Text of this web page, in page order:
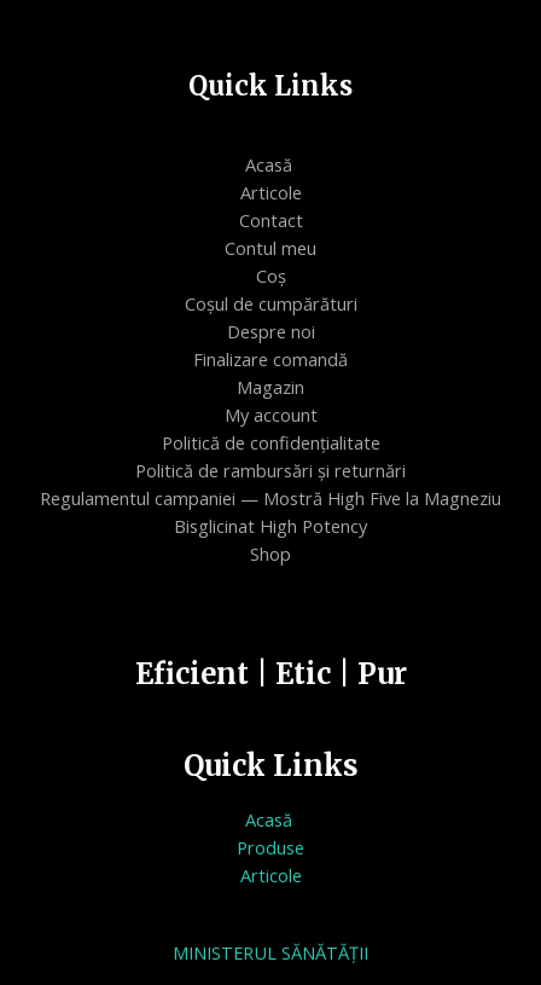
Quick Links
Acasă
Articole
Contact
Contul meu
Coș
Coșul de cumpărături
Despre noi
Finalizare comandă
Magazin
My account
Politică de confidențialitate
Politică de rambursări și returnări
Regulamentul campaniei — Mostră High Five la Magneziu
Bisglicinat High Potency
Shop
Eficient | Etic | Pur
Quick Links
Acasă
Produse
Articole
MINISTERUL SĂNĂTĂȚII